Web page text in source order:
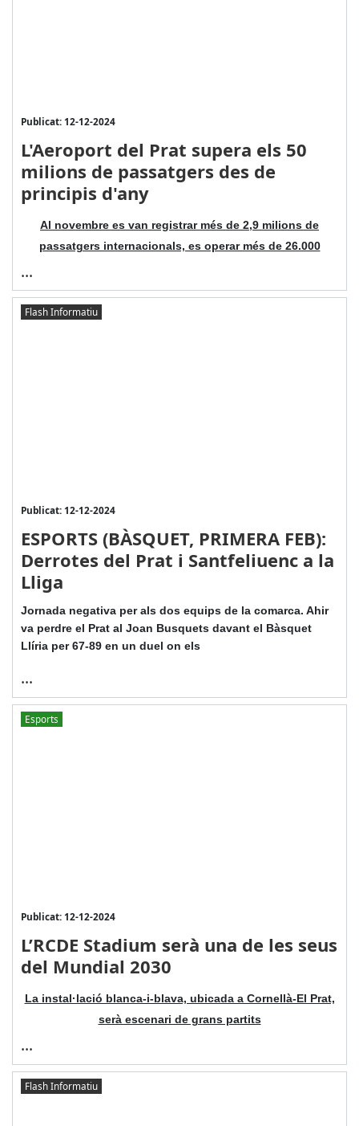
Publicat: 12-12-2024
L'Aeroport del Prat supera els 50
milions de passatgers des de
principis d'any
Al novembre es van registrar més de 2,9 milions de
passatgers internacionals, es operar més de 26.000
...
Flash Informatiu
Publicat: 12-12-2024
ESPORTS (BÀSQUET, PRIMERA FEB):
Derrotes del Prat i Santfeliuenc a la
Lliga
Jornada negativa per als dos equips de la comarca. Ahir
va perdre el Prat al Joan Busquets davant el Bàsquet
Llíria per 67-89 en un duel on els
...
Esports
Publicat: 12-12-2024
L’RCDE Stadium serà una de les seus
del Mundial 2030
La instal·lació blanca-i-blava, ubicada a Cornellà-El Prat,
serà escenari de grans partits
...
Flash Informatiu